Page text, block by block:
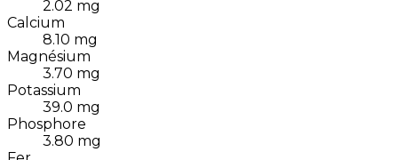
2.02 mg
Calcium
8.10 mg
Magnésium
3.70 mg
Potassium
39.0 mg
Phosphore
3.80 mg